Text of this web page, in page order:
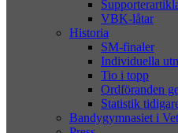
VBK-låtar
Historia
SM-finaler
Individuella
Tio i topp
Ordföranden
Statistik
Bandygymnasiet i